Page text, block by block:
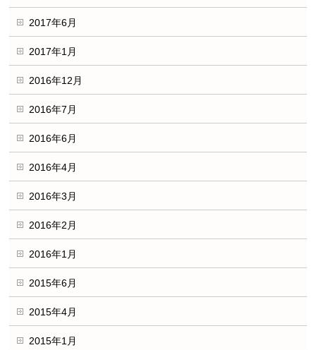
2017年6月
2017年1月
2016年12月
2016年7月
2016年6月
2016年4月
2016年3月
2016年2月
2016年1月
2015年6月
2015年4月
2015年1月